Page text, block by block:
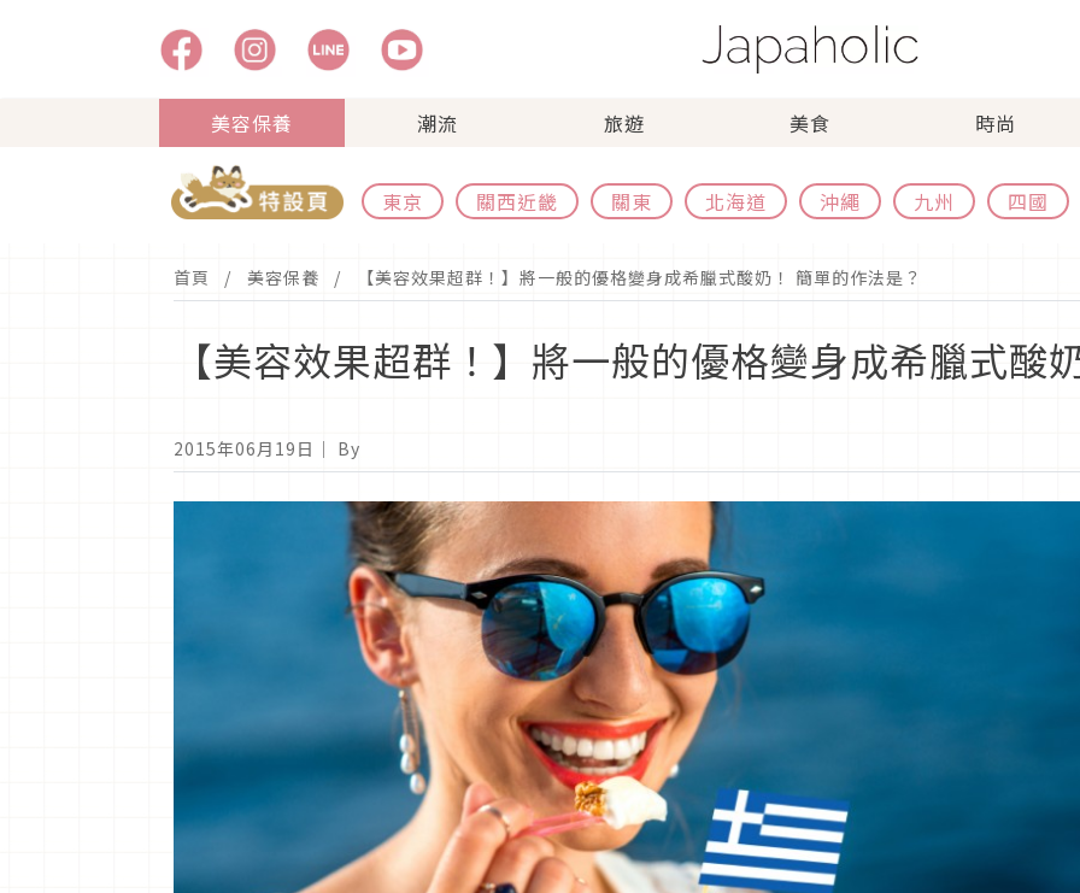
美容保養 潮流 旅遊 美食 時尚
東京 關西近畿 關東 北海道 沖繩 九州 四國
首頁 美容保養 【美容效果超群！】將一般的優格變身成希臘式酸奶！ 簡單的作法是？
【美容效果超群！】將一般的優格變身成希臘式酸
2015年06月19日 ｜ By